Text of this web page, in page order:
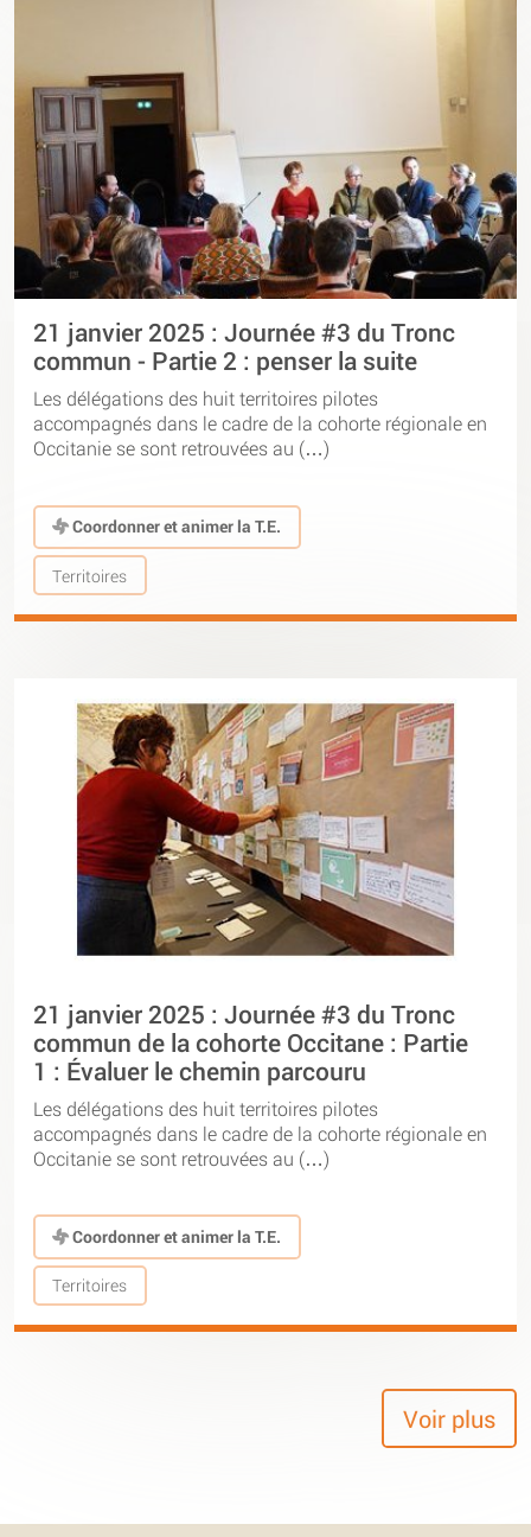
21 janvier 2025 : Journée #3 du Tronc
commun - Partie 2 : penser la suite
Les délégations des huit territoires pilotes
accompagnés dans le cadre de la cohorte régionale en
Occitanie se sont retrouvées au (…)
Coordonner et animer la T.E.
Territoires
21 janvier 2025 : Journée #3 du Tronc
commun de la cohorte Occitane : Partie
1 : Évaluer le chemin parcouru
Les délégations des huit territoires pilotes
accompagnés dans le cadre de la cohorte régionale en
Occitanie se sont retrouvées au (…)
Coordonner et animer la T.E.
Territoires
Voir plus